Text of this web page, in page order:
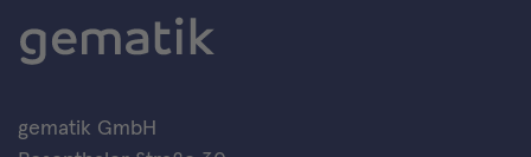
gematik GmbH